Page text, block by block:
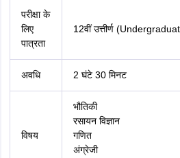
परीक्षा के
लिए
पात्रता
12वीं उत्तीर्ण
अवधि 2 घंटे 30 मिनट
विषय
भौतिकी
रसायन विज्ञान
गणित
अंग्रेजी